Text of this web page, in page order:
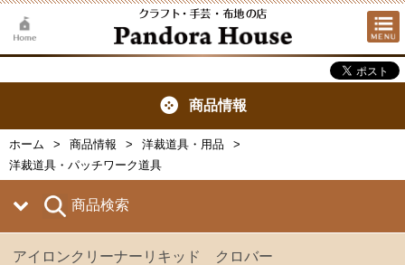
商品情報
ホーム 商品情報
洋裁道具・用品
洋裁道具・パッチワーク道具
商品検索
アイロンクリーナーリキッド クロバー